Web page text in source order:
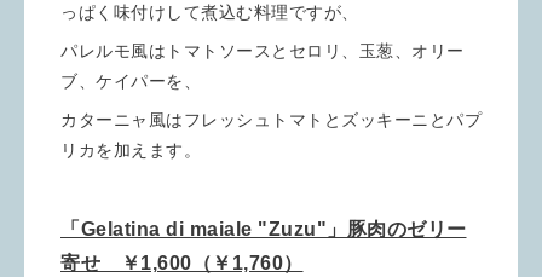
っぱく味付けして煮込む料理ですが、
パレルモ風はトマトソースとセロリ、玉葱、オリー
ブ、ケイパーを、
カターニャ風はフレッシュトマトとズッキーニとパプ
リカを加えます。
「Gelatina di maiale "Zuzu"」豚肉のゼリー
寄せ ￥1,600（￥1,760）